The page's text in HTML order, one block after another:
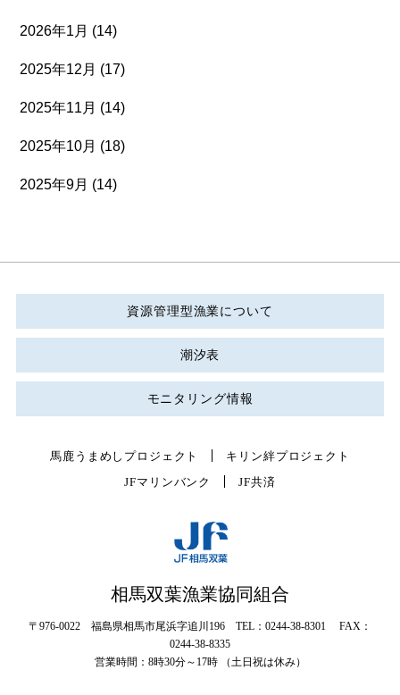
2026年1月 (14)
2025年12月 (17)
2025年11月 (14)
2025年10月 (18)
2025年9月 (14)
資源管理型漁業について
潮汐表
モニタリング情報
馬鹿うまめしプロジェクト
キリン絆プロジェクト
JFマリンバンク
JF共済
相馬双葉漁業協同組合
〒976-0022 福島県相馬市尾浜字追川196 TEL：0244-38-8301 FAX：
0244-38-8335
営業時間：8時30分～17時 （土日祝は休み）